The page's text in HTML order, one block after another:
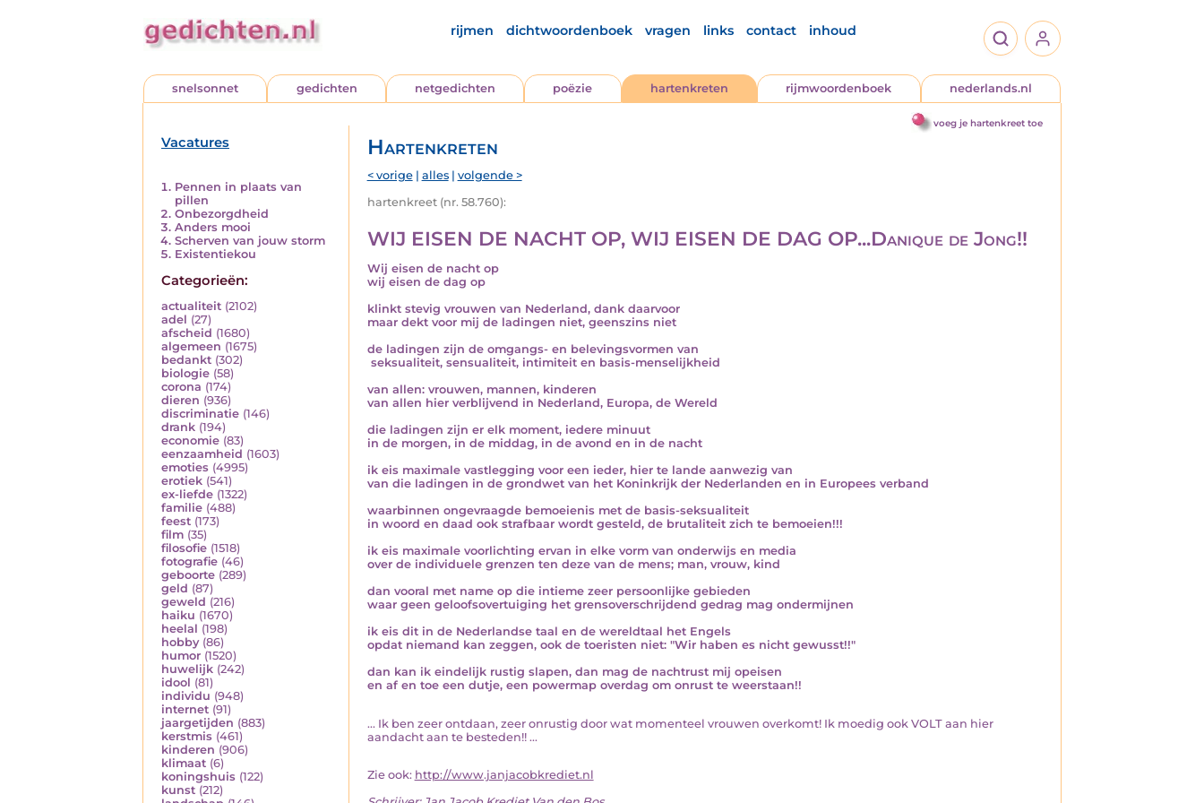
rijmen dichtwoordenboek vragen links contact inhoud
snelsonnet gedichten netgedichten poëzie hartenkreten rijmwoordenboek nederlands.nl
voeg je hartenkreet toe
Vacatures
Pennen in plaats van
pillen
Onbezorgdheid
Anders mooi
Scherven van jouw storm
Existentiekou
Categorieën:
actualiteit (2102)
adel (27)
afscheid (1680)
algemeen (1675)
bedankt (302)
biologie (58)
corona (174)
dieren (936)
discriminatie (146)
drank (194)
economie (83)
eenzaamheid (1603)
emoties (4995)
erotiek (541)
ex-liefde (1322)
familie (488)
feest (173)
film (35)
filosofie (1518)
fotografie (46)
geboorte (289)
geld (87)
geweld (216)
haiku (1670)
heelal (198)
hobby (86)
humor (1520)
huwelijk (242)
idool (81)
individu (948)
internet (91)
jaargetijden (883)
kerstmis (461)
kinderen (906)
klimaat (6)
koningshuis (122)
kunst (212)
Hartenkreten
< vorige| alles| volgende >
hartenkreet (nr. 58.760):
WIJ EISEN DE NACHT OP, WIJ EISEN DE DAG OP...Danique de Jong!!
Wij eisen de nacht op
wij eisen de dag op
klinkt stevig vrouwen van Nederland, dank daarvoor
maar dekt voor mij de ladingen niet, geenszins niet
de ladingen zijn de omgangs- en belevingsvormen van
seksualiteit, sensualiteit, intimiteit en basis-menselijkheid
van allen: vrouwen, mannen, kinderen
van allen hier verblijvend in Nederland, Europa, de Wereld
die ladingen zijn er elk moment, iedere minuut
in de morgen, in de middag, in de avond en in de nacht
ik eis maximale vastlegging voor een ieder, hier te lande aanwezig van
van die ladingen in de grondwet van het Koninkrijk der Nederlanden en in Europees verband
waarbinnen ongevraagde bemoeienis met de basis-seksualiteit
in woord en daad ook strafbaar wordt gesteld, de brutaliteit zich te bemoeien!!!
ik eis maximale voorlichting ervan in elke vorm van onderwijs en media
over de individuele grenzen ten deze van de mens; man, vrouw, kind
dan vooral met name op die intieme zeer persoonlijke gebieden
waar geen geloofsovertuiging het grensoverschrijdend gedrag mag ondermijnen
ik eis dit in de Nederlandse taal en de wereldtaal het Engels
opdat niemand kan zeggen, ook de toeristen niet: "Wir haben es nicht gewusst!!"
dan kan ik eindelijk rustig slapen, dan mag de nachtrust mij opeisen
en af en toe een dutje, een powermap overdag om onrust te weerstaan!!
... Ik ben zeer ontdaan, zeer onrustig door wat momenteel vrouwen overkomt! Ik moedig ook VOLT aan hier
aandacht aan te besteden!! ...
Zie ook: http://www.janjacobkrediet.nl